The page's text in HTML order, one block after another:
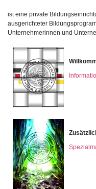
ist eine private
ausgerichteter
Unternehmerinnen und